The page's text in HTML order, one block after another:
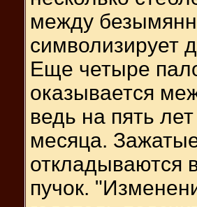
между
символизирует
Еще четыре
оказывается
ведь на пять
месяца.
откладываются
пучок.